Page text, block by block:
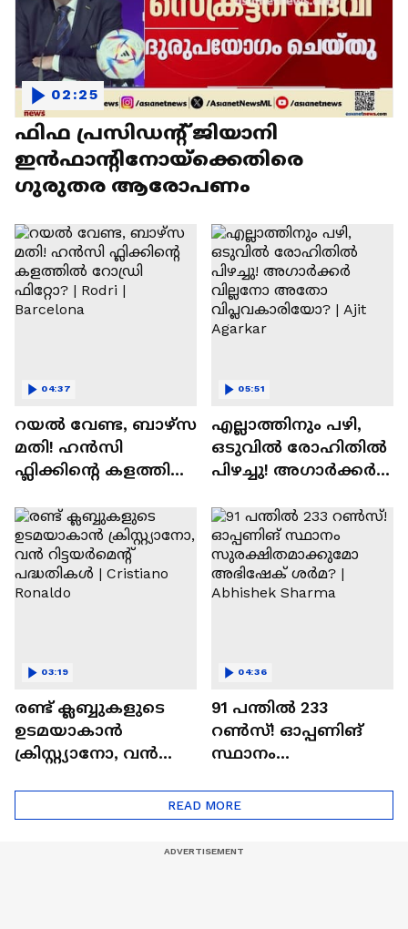
ഫിഫ പ്രസിഡന്റ് ജിയാനി
ഇൻഫാന്റിനോയ്‌ക്കെതിരെ
ഗുരുതര ആരോപണം
02:25
റയല്‍ വേണ്ട, ബാഴ്‌സ
മതി! ഹൻസി
ഫ്ലിക്കിന്റെ കളത്തില്‍
Rodri | Barcelona
04:37
എല്ലാത്തിനും പഴി,
ഒടുവില്‍ രോഹിതില്‍
പിഴച്ചു! അഗാര്‍ക്കർ
വിപ്ലവകാരിയോ? |
Ajit Agarkar
05:51
രണ്ട്‌ ക്ലബ്ബുകളുടെ
ഉടമയാകാന്‍
ക്രിസ്റ്റ്യാനോ, വന്‍
പദ്ധതികള്‍ | Cristiano
Ronaldo
03:19
91 പന്തില്‍ 233
റണ്‍സ്! ഓപ്പണിങ്
സ്ഥാനം
അഭിഷേക് ശർമ? |
Abhishek Sharma
04:36
READ MORE